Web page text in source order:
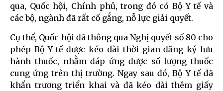
qua, Quốc hội, Chính phủ, trong đó có Bộ Y tế và
các bộ, ngành đã rất cố gắng, nỗ lực giải quyết.
Cụ thể, Quốc hội đã thông qua Nghị quyết số 80 cho
phép Bộ Y tế được kéo dài thời gian đăng ký lưu
hành thuốc, nhằm đáp ứng được số lượng thuốc
cung ứng trên thị trường. Ngay sau đó, Bộ Y tế đã
khẩn trương triển khai và đã kéo dài thêm giấy